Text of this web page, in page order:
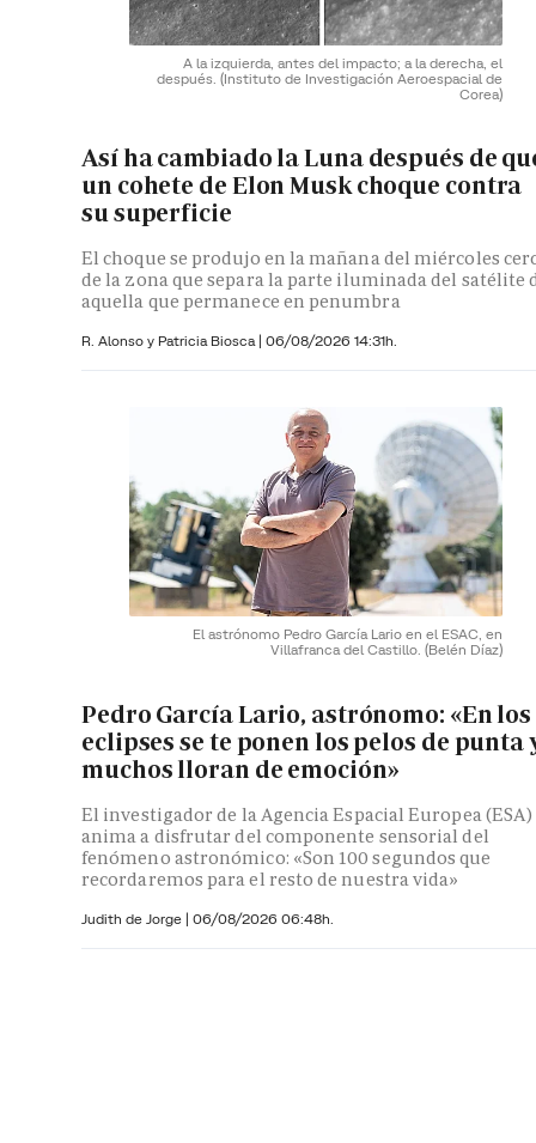
A la izquierda, antes del impacto; a la derecha, el
después. (Instituto de Investigación Aeroespacial de
Corea)
Así ha cambiado la Luna después de
un cohete de Elon Musk choque contra
su superficie
El choque se produjo en la mañana del miércoles
de la zona que separa la parte iluminada del satélite
aquella que permanece en penumbra
R. Alonso y Patricia Biosca | 06/08/2026 14:31h.
El astrónomo Pedro García Lario en el ESAC, en
Villafranca del Castillo. (Belén Díaz)
Pedro García Lario, astrónomo: «En los
eclipses se te ponen los pelos de punta
muchos lloran de emoción»
El investigador de la Agencia Espacial Europea (ESA)
anima a disfrutar del componente sensorial del
fenómeno astronómico: «Son 100 segundos que
recordaremos para el resto de nuestra vida»
Judith de Jorge | 06/08/2026 06:48h.